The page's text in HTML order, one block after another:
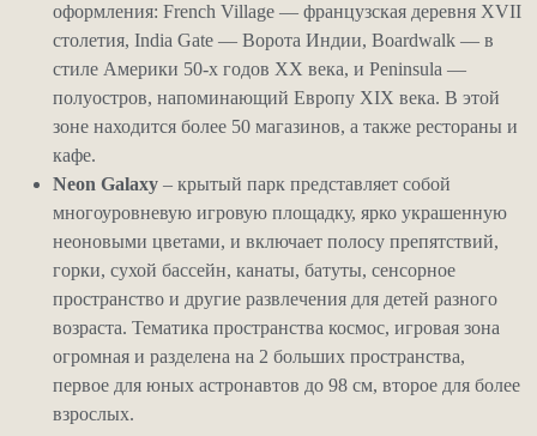
оформления: French Village — французская деревня XVII
столетия, India Gate — Ворота Индии, Boardwalk — в
стиле Америки 50-х годов XX века, и Peninsula —
полуостров, напоминающий Европу XIX века. В этой
зоне находится более 50 магазинов, а также рестораны и
кафе.
Neon Galaxy – крытый парк представляет собой
многоуровневую игровую площадку, ярко украшенную
неоновыми цветами, и включает полосу препятствий,
горки, сухой бассейн, канаты, батуты, сенсорное
пространство и другие развлечения для детей разного
возраста. Тематика пространства космос, игровая зона
огромная и разделена на 2 больших пространства,
первое для юных астронавтов до 98 см, второе для более
взрослых.